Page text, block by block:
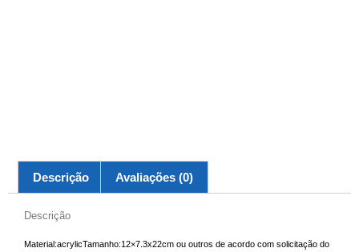
Descrição Avaliações (0)
Descrição
Material:acrylicTamanho:12×7.3x22cm ou outros de acordo com solicitação do